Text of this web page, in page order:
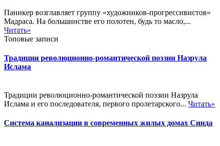
Паникер возглавляет группу «художников-прогрессивистов»
Мадраса. На большинстве его полотен, будь то масло,...
Читать»
Топовые записи
Традиции революционно-романтической поэзии Назрула
Ислама
Традиции революционно-романтической поэзии Назрула
Ислама и его последователя, первого пролетарского... Читать»
Система канализации в современных жилых домах Синда